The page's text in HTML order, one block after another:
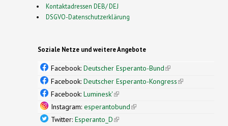
Kontaktadressen DEB/ DEJ
DSGVO-Datenschutzerklärung
Soziale Netze und weitere Angebote
Facebook: Deutscher Esperanto-Bund(link is
external)
Facebook: Deutscher Esperanto-Kongress(link is
Facebook: Luminesk'(link is external)
Instagram: esperantobund(link is external)
Twitter: Esperanto_D(link is external)